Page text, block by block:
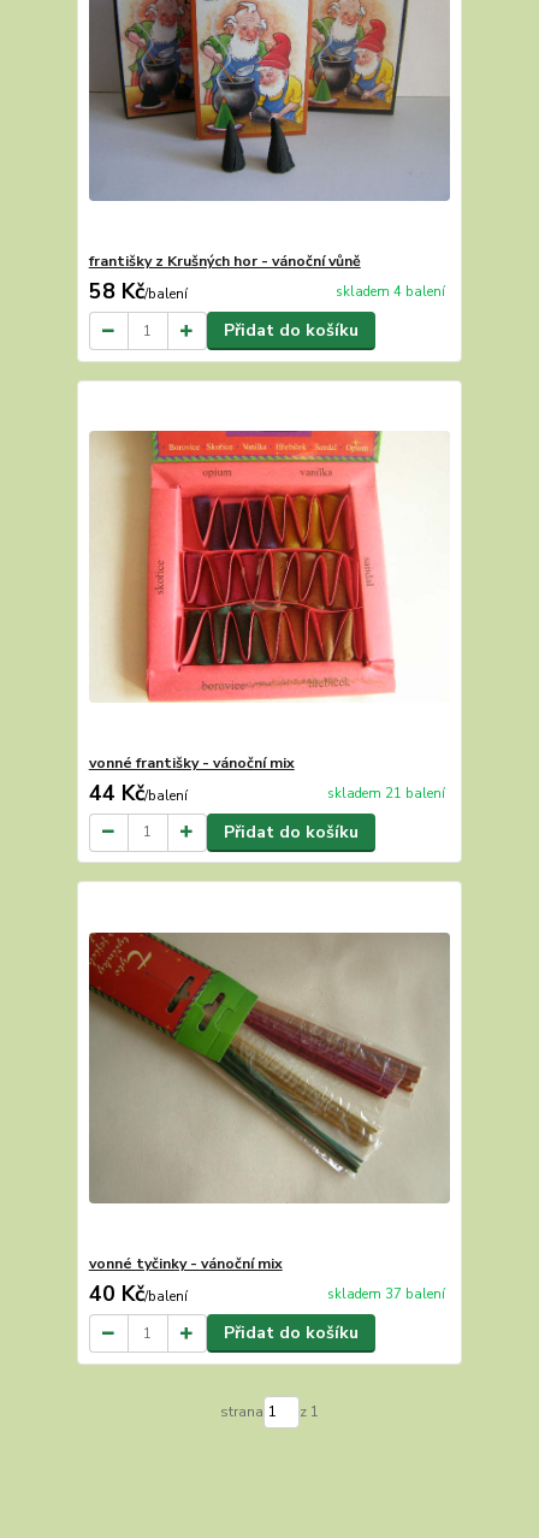
františky z Krušných hor - vánoční vůně
58 Kč/balení skladem 4 balení
Přidat do košíku
vonné františky - vánoční mix
44 Kč/balení skladem 21 balení
Přidat do košíku
vonné tyčinky - vánoční mix
40 Kč/balení skladem 37 balení
Přidat do košíku
strana z 1